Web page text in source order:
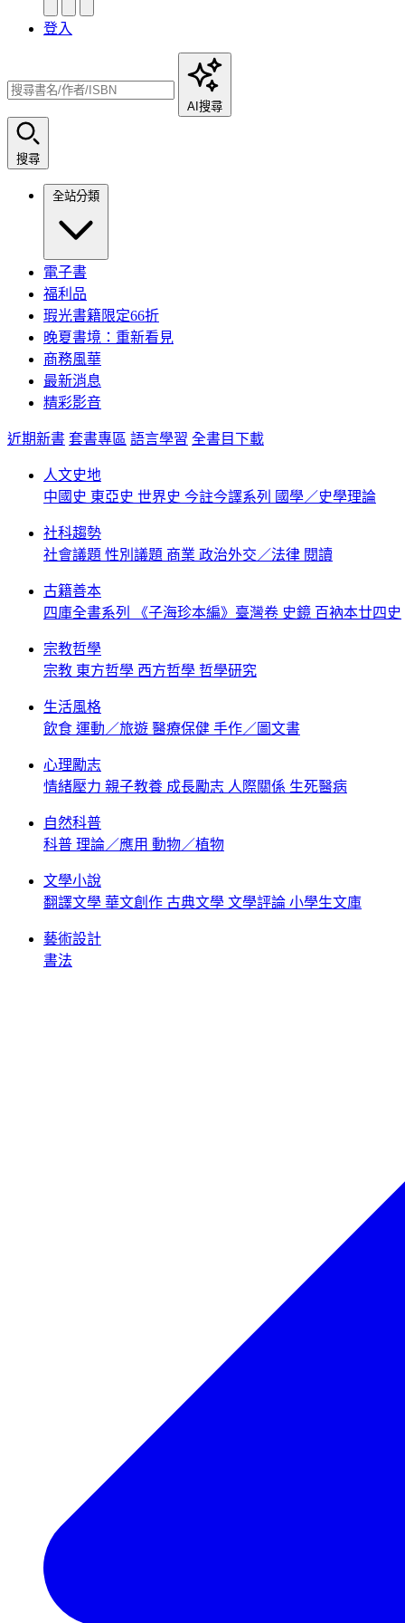
登入
AI搜尋
搜尋
全站分類
電子書
福利品
瑕光書籍限定66折
晚夏書境：重新看見
商務風華
最新消息
精彩影音
近期新書 套書專區 語言學習 全書目下載
人文史地
中國史 東亞史 世界史 今註今譯系列 國學／史學理論
社科趨勢
社會議題 性別議題 商業 政治外交／法律 閱讀
古籍善本
四庫全書系列
《子海珍本編》臺灣卷 史鏡 百衲本廿四史
宗教哲學
宗教 東方哲學 西方哲學 哲學研究
生活風格
飲食 運動／旅遊 醫療保健 手作／圖文書
心理勵志
情緒壓力 親子教養 成長勵志 人際關係 生死醫病
自然科普
科普 理論／應用 動物／植物
文學小說
翻譯文學 華文創作 古典文學 文學評論 小學生文庫
藝術設計
書法